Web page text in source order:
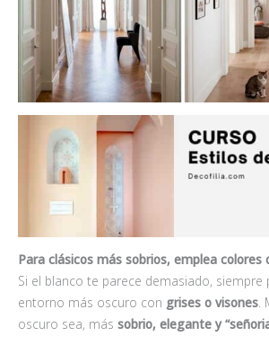
Para clásicos más sobrios, emplea colores
Si el blanco te parece demasiado,
entorno más oscuro con grises o visones.
oscuro sea, más sobrio, elegante y